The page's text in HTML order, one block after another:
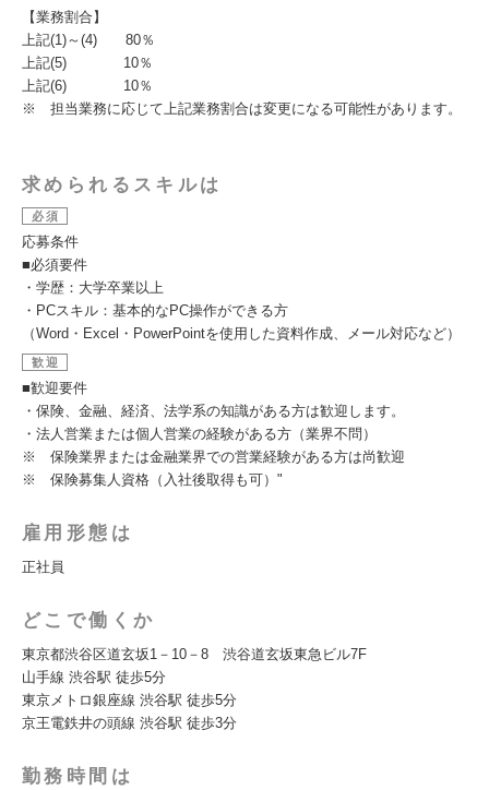
【業務割合】
上記(1)～(4) 80％
上記(5) 10％
上記(6) 10％
※ 担当業務に応じて上記業務割合は変更になる可能性があります。
求められるスキルは
必須
応募条件
■必須要件
・学歴：大学卒業以上
・PCスキル：基本的なPC操作ができる方
（Word・Excel・PowerPointを使用した資料作成、メール対応など）
歓迎
■歓迎要件
・保険、金融、経済、法学系の知識がある方は歓迎します。
・法人営業または個人営業の経験がある方（業界不問）
※ 保険業界または金融業界での営業経験がある方は尚歓迎
※ 保険募集人資格（入社後取得も可）"
雇用形態は
正社員
どこで働くか
東京都渋谷区道玄坂1－10－8 渋谷道玄坂東急ビル7F
山手線 渋谷駅 徒歩5分
東京メトロ銀座線 渋谷駅 徒歩5分
京王電鉄井の頭線 渋谷駅 徒歩3分
勤務時間は